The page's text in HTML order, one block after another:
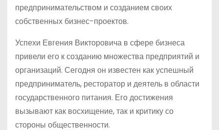
предпринимательством и созданием своих
собственных бизнес-проектов.
Успехи Евгения Викторовича в сфере бизнеса
привели его к созданию множества предприятий и
организаций. Сегодня он известен как успешный
предприниматель, ресторатор и деятель в области
государственного питания. Его достижения
вызывают как восхищение, так и критику со
стороны общественности.